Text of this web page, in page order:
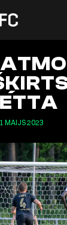
MAIJS 2023